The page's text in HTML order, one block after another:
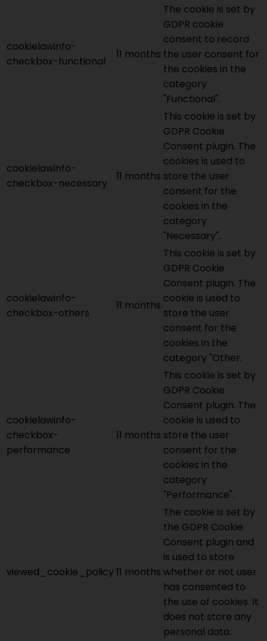
cookielawinfo-
checkbox-functional
11 months
The cookie is set by
GDPR cookie
consent to record
the user consent for
the cookies in the
category
"Functional".
cookielawinfo-
checkbox-necessary
11 months
This cookie is set by
GDPR Cookie
Consent plugin. The
cookies is used to
store the user
consent for the
cookies in the
category
"Necessary".
cookielawinfo-
checkbox-others
11 months
This cookie is set by
GDPR Cookie
Consent plugin. The
cookie is used to
store the user
consent for the
cookies in the
category "Other.
cookielawinfo-
checkbox-
performance
11 months
This cookie is set by
GDPR Cookie
Consent plugin. The
cookie is used to
store the user
consent for the
cookies in the
category
"Performance".
viewed_cookie_policy11 months
The cookie is set by
the GDPR Cookie
Consent plugin and
is used to store
whether or not user
has consented to
the use of cookies. It
does not store any
personal data.